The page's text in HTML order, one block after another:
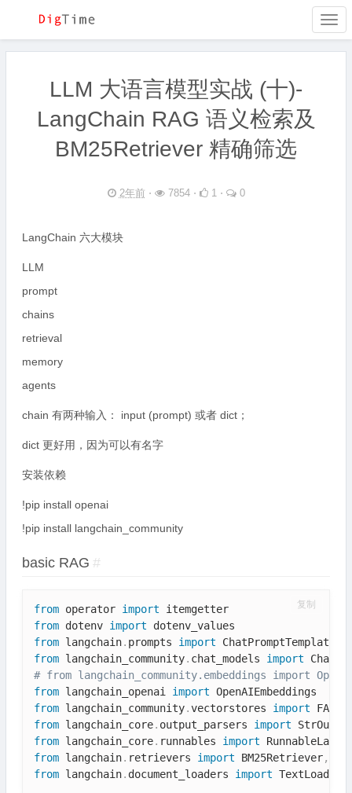
LLM 大语言模型实战 (十)-
LangChain RAG 语义检索及
BM25Retriever 精确筛选
2年前 ⋅ 7854 ⋅ 1 ⋅ 0
LangChain 六大模块
LLM
prompt
chains
retrieval
memory
agents
chain 有两种输入： input (prompt) 或者 dict；
dict 更好用，因为可以有名字
安装依赖
!pip install openai
!pip install langchain_community
basic RAG #
from operator import
from dotenv import
from langchain. prompts import
from langchain_community. chat_models import
# from langchain_community.embeddings import
from langchain_openai import
from langchain_community.vectorstores import
from langchain_core. output_parsers import
from langchain_core. runnables import
from langchain. retrievers import BM25Retriever,
from langchain. document_loaders import TextLoader
复制